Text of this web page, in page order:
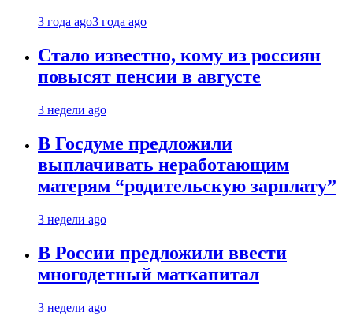
3 года ago3 года ago
Стало известно, кому из россиян
повысят пенсии в августе
3 недели ago
В Госдуме предложили
выплачивать неработающим
матерям “родительскую зарплату”
3 недели ago
В России предложили ввести
многодетный маткапитал
3 недели ago